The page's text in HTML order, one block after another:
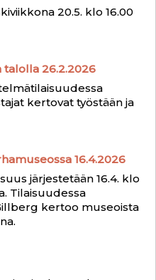
20.5. klo 16.00
talolla 26.2.2026
kertovat työstään ja
16.4.2026
järjestetään 16.4. klo
Tilaisuudessa
kertoo museoista